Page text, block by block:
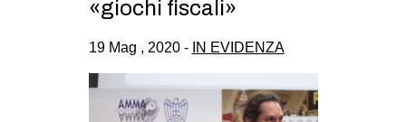
DEGENERAZIONE
CSOA LAMBRETTA
«giochi fiscali»
19 Mag , 2020 - IN EVIDENZA